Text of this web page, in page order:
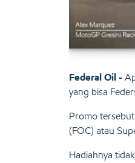
Federal Oil -
yang bisa
Promo
(FOC) atau
Hadiahnya